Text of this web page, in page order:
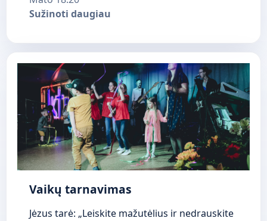
Sužinoti daugiau
Vaikų tarnavimas
Jėzus tarė: „Leiskite mažutėlius ir nedrauskite